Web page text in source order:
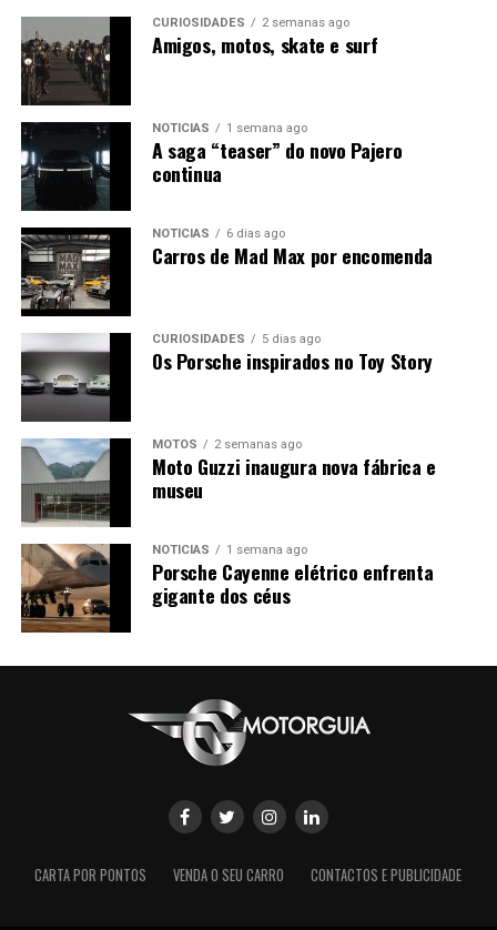
CURIOSIDADES 2 semanas ago
Amigos, motos, skate e surf
NOTÍCIAS 1 semana ago
A saga “teaser” do novo Pajero
continua
NOTÍCIAS 6 dias ago
Carros de Mad Max por encomenda
CURIOSIDADES 5 dias ago
Os Porsche inspirados no Toy Story
MOTOS 2 semanas ago
Moto Guzzi inaugura nova fábrica e
museu
NOTÍCIAS 1 semana ago
Porsche Cayenne elétrico enfrenta
gigante dos céus
CARTA POR PONTOS VENDA O SEU CARRO CONTACTOS E PUBLICIDADE